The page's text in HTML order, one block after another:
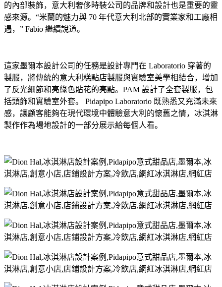
的內部裝飾，意大利奢侈時裝公司的品牌和設計也是重要的靈
感來源。“米蘭的魅力與 70 年代意大利北部的實業家和工廠相
遇，” Fabio 繼續說道。
這家墨爾本設計公司的任務是設計專門在 Laboratorio 穿著的
製服，將傳統的意大利糕點店製服與實驗室美學相結合，增加
了反光細節和亮綠色貼花的亮點。PAM 設計了全套製服，包
括頭飾和實驗室外套。 Pidapipo Laboratorio 既熟悉又充滿未來
感，讓顧客能夠在現代環境中體驗意大利的懷舊之情，冰淇淋
製作作為場地設計的一部分展示給每個人看。